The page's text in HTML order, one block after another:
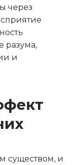
через
разума,
и
существом, и